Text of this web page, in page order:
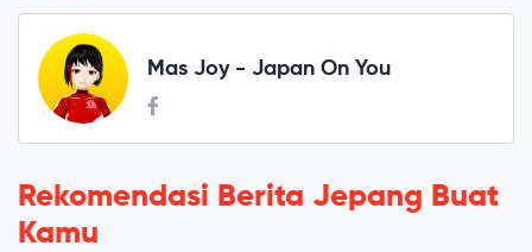
Mas Joy - Japan On You
Rekomendasi Berita Jepang Buat
Kamu